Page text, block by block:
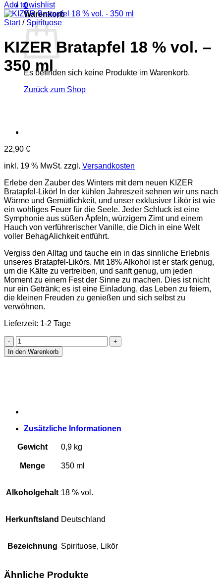
0
Warenkorb
Es befinden sich keine Produkte im Warenkorb.
Zurück zum Shop
Add to wishlist
Start / Spirituose
KIZER Bratapfel 18 % vol. –
350 ml
22,90 €
inkl. 19 % MwSt. zzgl. Versandkosten
Erlebe den Zauber des Winters mit dem neuen KIZER
Bratapfel-Likör! In der kühlen Jahreszeit sehnen wir uns nach
Wärme und Gemütlichkeit, und unser exklusiver Likör ist wie
ein wohliges Feuer für die Seele. Jeder Schluck ist eine
Symphonie aus süßen Äpfeln, würzigem Zimt und einem
Hauch von verführerischer Vanille, die Dich in eine Welt
voller BehagAlichkeit entführt.
Vergiss den Alltag und tauche ein in das sinnliche Erlebnis
unseres Bratapfel-Likörs. Mit 18% Alkohol ist er stark genug,
um die Kälte zu vertreiben, und sanft genug, um jeden
Moment zu einem Fest der Sinne zu machen. Dies ist nicht
nur ein Getränk; es ist eine Einladung, das Leben zu feiern,
die kleinen Freuden zu genießen und sich selbst zu
verwöhnen.
Lieferzeit: 1-2 Tage
KIZER
Bratapfel
18
Menge
In den Warenkorb
Zusätzliche Informationen
Gewicht 0,9 kg
Menge 350 ml
Alkoholgehalt 18 % vol.
Herkunftsland Deutschland
Bezeichnung Spirituose, Likör
Ähnliche Produkte